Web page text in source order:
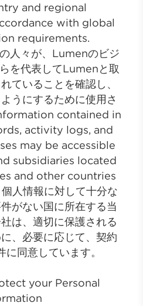
and regional
with global
requirements.
人々が、Lumenのビジ
を代表してLumenと取
ていることを確認し、
うにするために使用さ
contained in
activity logs, and
may be accessible
subsidiaries located
and other countries
人情報に対して十分な
がない国に所在する当
は、適切に保護される
、必要に応じて、契約
同意しています。
your Personal